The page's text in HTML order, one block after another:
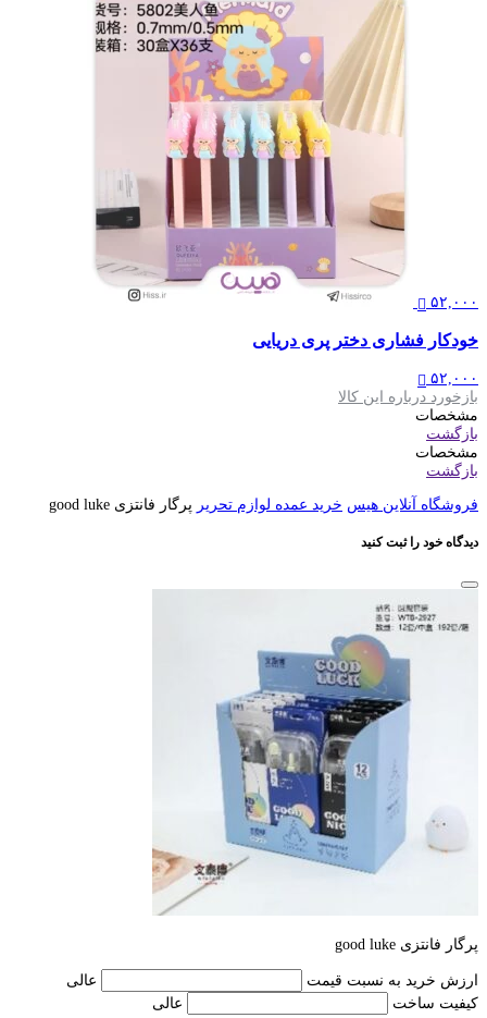
۵۲,۰۰۰
خودکار فشاری دختر پری دریایی
۵۲,۰۰۰
بازخورد درباره این کالا
مشخصات
بازگشت
مشخصات
بازگشت
فروشگاه آنلاین هیس خرید عمده لوازم تحریر پرگار فانتزی good luke
دیدگاه خود را ثبت کنید
پرگار فانتزی good luke
ارزش خرید به نسبت قیمت
عالی
کیفیت ساخت
عالی